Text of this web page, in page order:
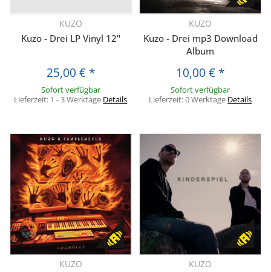
KUZO
Kuzo - Drei LP Vinyl 12"
25,00 € *
Sofort verfügbar
Lieferzeit: 1 - 3 Werktage Details
KUZO
Kuzo - Drei mp3 Download
Album
10,00 € *
Sofort verfügbar
Lieferzeit:0 Werktage Details
KUZO KUZO